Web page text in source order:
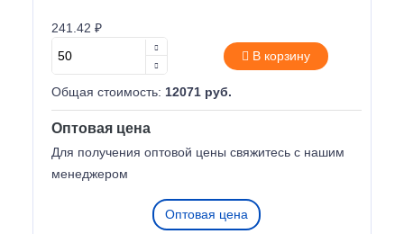
241.42 ₽
В корзину
Общая стоимость: 12071 руб.
Оптовая цена
Для получения оптовой цены свяжитесь с нашим
менеджером
Оптовая цена